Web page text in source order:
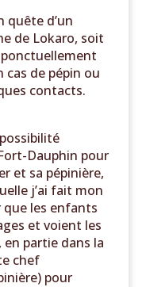
quête d’un
de Lokaro, soit
cas de pépin ou
contacts.
Dauphin pour
et sa pépinière,
j’ai fait mon
les enfants
et voient les
partie dans la
chef
pour